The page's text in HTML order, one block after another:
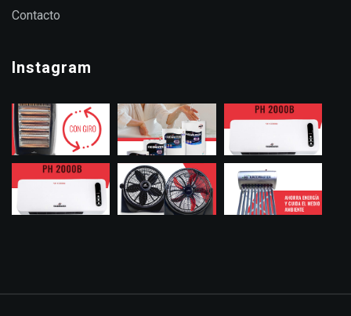
Contacto
Instagram